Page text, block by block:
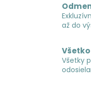
až do
Všetky